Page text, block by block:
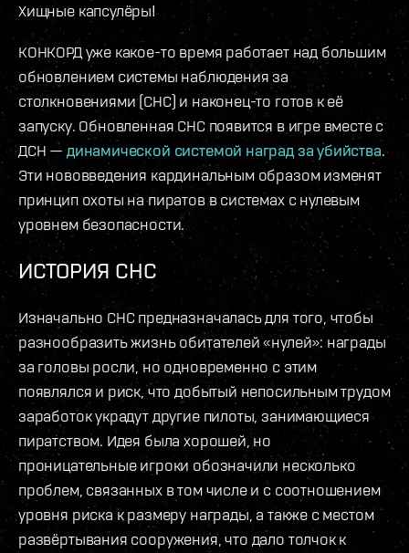
Хищные капсулёры!
КОНКОРД уже какое-то время работает над большим
обновлением системы наблюдения за
столкновениями (СНС) и наконец-то готов к её
запуску. Обновленная СНС появится в игре вместе с
ДСН — динамической системой наград за убийства.
Эти нововведения кардинальным образом изменят
принцип охоты на пиратов в системах с нулевым
уровнем безопасности.
ИСТОРИЯ СНС
Изначально СНС предназначалась для того, чтобы
разнообразить жизнь обитателей «нулей»: награды
за головы росли, но одновременно с этим
появлялся и риск, что добытый непосильным трудом
заработок украдут другие пилоты, занимающиеся
пиратством. Идея была хорошей, но
проницательные игроки обозначили несколько
проблем, связанных в том числе и с соотношением
уровня риска к размеру награды, а также с местом
развёртывания сооружения, что дало толчок к